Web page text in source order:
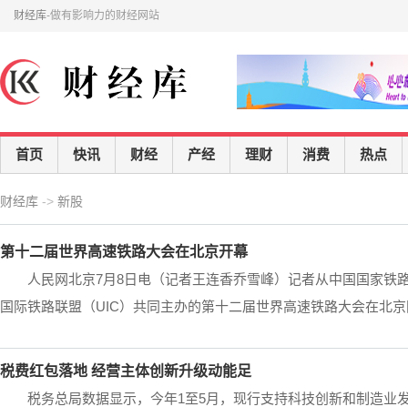
财经库-做有影响力的财经网站
首页 快讯 财经 产经 理财 消费 热点
财经库 -> 新股
第十二届世界高速铁路大会在北京开幕
人民网北京7月8日电（记者王连香乔雪峰）记者从中国国家
国际铁路联盟（UIC）共同主办的第十二届世界高速铁路大会在北
税费红包落地 经营主体创新升级动能足
税务总局数据显示，今年1至5月，现行支持科技创新和制造